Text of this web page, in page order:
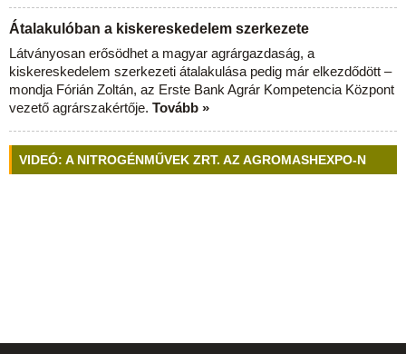
Átalakulóban a kiskereskedelem szerkezete
Látványosan erősödhet a magyar agrárgazdaság, a
kiskereskedelem szerkezeti átalakulása pedig már elkezdődött –
mondja Fórián Zoltán, az Erste Bank Agrár Kompetencia Központ
vezető agrárszakértője. Tovább »
VIDEÓ: A NITROGÉNMŰVEK ZRT. AZ AGROMASHEXPO-N